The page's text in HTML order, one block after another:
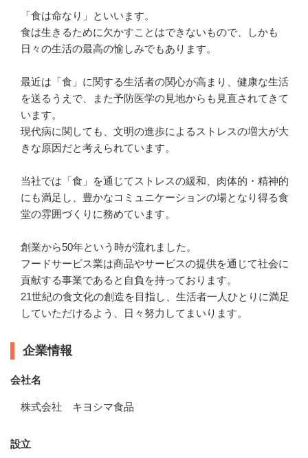
「食は命なり」といいます。
食は生きるために欠かすことはできないもので、しかも
日々の生活の最高の愉しみでもあります。
最近は「食」に関する生活者の関心が高まり、健康な生活
を送るうえで、また予防医学の見地からも見直されてきて
います。
現代病に関しても、文明の進歩によるストレスの増大が大
きな原因だと考えられています。
当社では「食」を通じてストレスの緩和、肉体的・精神的
にも満足し、豊かなコミュニケーションの場となり得る食
堂の雰囲づくりに務めています。
創業から50年という時が流れました。
フードサービス業は商品やサービスの提供を通じて社会に
貢献する事業であると自負を持っております。
21世紀の食文化の創造を目指し、生活者一人ひとりに満足
していただけるよう、日々努力してまいります。
企業情報
会社名
株式会社 キヨシマ食品
設立